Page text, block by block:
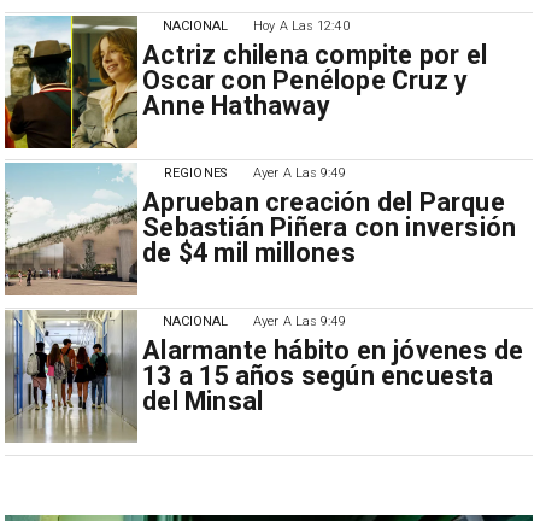
Hoy A Las 12:40
Actriz chilena compite por el
Oscar con Penélope Cruz y
Anne Hathaway
NACIONAL
Ayer A Las 9:49
Aprueban creación del Parque
Sebastián Piñera con inversión
de $4 mil millones
REGIONES
Ayer A Las 9:49
Alarmante hábito en jóvenes de
13 a 15 años según encuesta
del Minsal
NACIONAL